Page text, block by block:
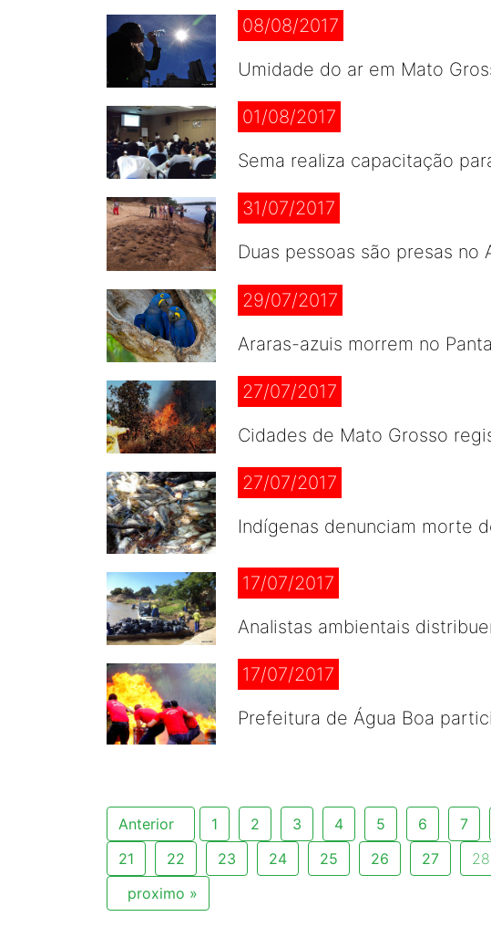
08/08/2017
Umidade do ar em Mato
01/08/2017
Sema realiza capacitação
31/07/2017
Duas pessoas são presas
29/07/2017
Araras-azuis morrem no
27/07/2017
Cidades de Mato Grosso
27/07/2017
Indígenas denunciam morte
17/07/2017
Analistas ambientais
17/07/2017
Prefeitura de Água Boa
Anterior 1 2 3 4 5 6 7
21
22 23 24 25 26 27 28
proximo »